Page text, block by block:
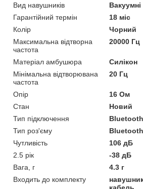
Вид навушників
Вакуумні
Гарантійний термін
18 міс
Колір
Чорний
Максимальна відтворна
частота
20000 Гц
Матеріал амбушюра
Силікон
Мінімальна відтворювана
частота
20 Гц
Опір
16 Ом
Стан
Новий
Тип підключення
Bluetooth
Тип роз'єму
Чутливість
106 дБ
2.5 рік
-38 дБ
Вага, г
4.3 г
Входить до комплекту